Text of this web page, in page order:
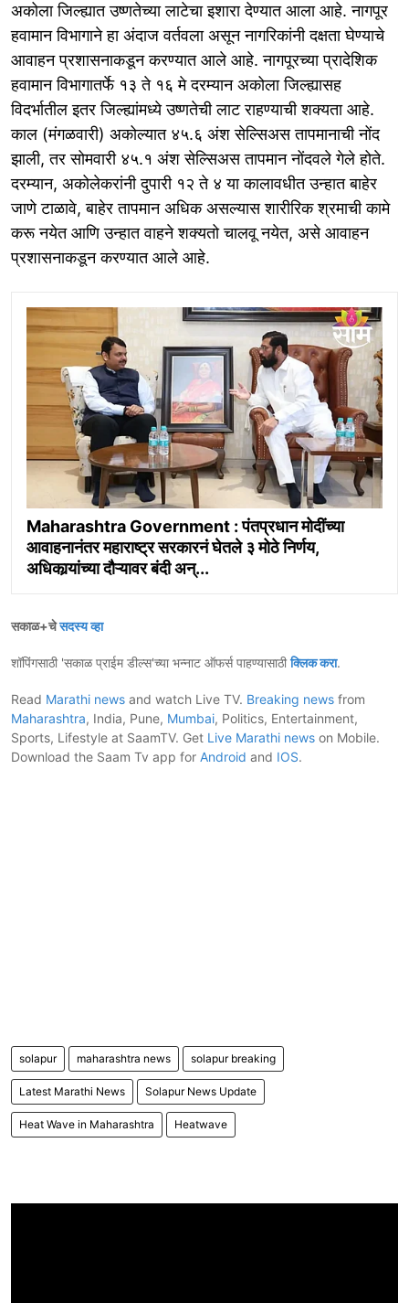
अकोला जिल्ह्यात उष्णतेच्या लाटेचा इशारा देण्यात आला आहे. नागपूर
हवामान विभागाने हा अंदाज वर्तवला असून नागरिकांनी दक्षता घेण्याचे
आवाहन प्रशासनाकडून करण्यात आले आहे. नागपूरच्या प्रादेशिक
हवामान विभागातर्फे १३ ते १६ मे दरम्यान अकोला जिल्ह्यासह
विदर्भातील इतर जिल्ह्यांमध्ये उष्णतेची लाट राहण्याची शक्यता आहे.
काल (मंगळवारी) अकोल्यात ४५.६ अंश सेल्सिअस तापमानाची नोंद
झाली, तर सोमवारी ४५.१ अंश सेल्सिअस तापमान नोंदवले गेले होते.
दरम्यान, अकोलेकरांनी दुपारी १२ ते ४ या कालावधीत उन्हात बाहेर
जाणे टाळावे, बाहेर तापमान अधिक असल्यास शारीरिक श्रमाची कामे
करू नयेत आणि उन्हात वाहने शक्यतो चालवू नयेत, असे आवाहन
प्रशासनाकडून करण्यात आले आहे.
Maharashtra Government : पंतप्रधान मोदींच्या
आवाहनानंतर महाराष्ट्र सरकारनं घेतले ३ मोठे निर्णय,
अधिकार्‍यांच्या दौऱ्यावर बंदी अन्...
सकाळ+चेसदस्य व्हा
शॉपिंगसाठी 'सकाळ प्राईम डील्स'च्या भन्नाट ऑफर्स पाहण्यासाठीक्लिक करा.
Read Marathi news and watch Live TV. Breaking news from
Maharashtra, India, Pune, Mumbai, Politics, Entertainment,
Sports, Lifestyle at SaamTV. Get Live Marathi news on Mobile.
Download the Saam Tv app for Android and IOS.
solapur maharashtra news solapur breaking
Latest Marathi News Solapur News Update
Heat Wave in Maharashtra Heatwave